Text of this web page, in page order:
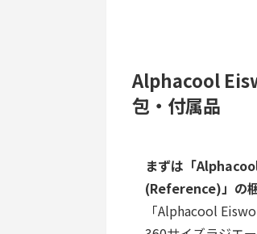
Alphacool
包・付属品
まずは「
(Reference)」の
「Alphacool